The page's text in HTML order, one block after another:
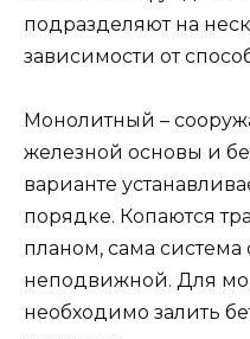
подразделяют на
зависимости от
Монолитный –
железной основы и
варианте
порядке. Копаются
планом, сама система
неподвижной. Для
необходимо залить